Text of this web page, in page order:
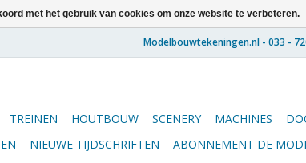
TREINEN HOUTBOUW SCENERY MACHINES
NIEUWE TIJDSCHRIFTEN ABONNEMENT DE
met het gebruik van cookies om onze website te verbeteren.